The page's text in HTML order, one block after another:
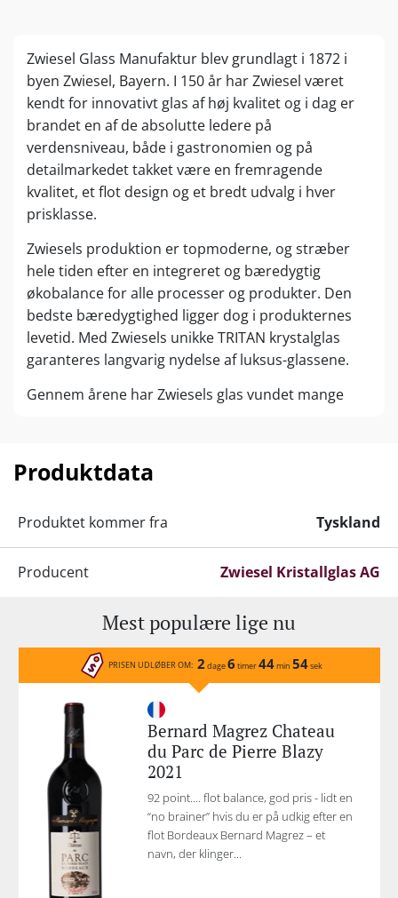
Zwiesel Glass Manufaktur blev grundlagt i 1872 i
byen Zwiesel, Bayern. I 150 år har Zwiesel været
kendt for innovativt glas af høj kvalitet og i dag er
brandet en af de absolutte ledere på
verdensniveau, både i gastronomien og på
detailmarkedet takket være en fremragende
kvalitet, et flot design og et bredt udvalg i hver
prisklasse.
Zwiesels produktion er topmoderne, og stræber
hele tiden efter en integreret og bæredygtig
økobalance for alle processer og produkter. Den
bedste bæredygtighed ligger dog i produkternes
levetid. Med Zwiesels unikke TRITAN krystalglas
garanteres langvarig nydelse af luksus-glassene.
Gennem årene har Zwiesels glas vundet mange
Design Award.
Produktdata
Produktet kommer fra Tyskland
Producent Zwiesel Kristallglas AG
Mest populære lige nu
PRISEN UDLØBER OM: 2 dage6 timer44min 54sek
Bernard Magrez Chateau
du Parc de Pierre Blazy
2021
92 point.... flot balance, god pris - lidt en
“no brainer” hvis du er på udkig efter en
flot Bordeaux Bernard Magrez – et
navn, der klinger...